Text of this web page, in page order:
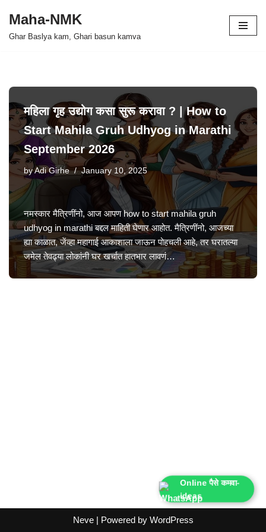
Skip
Maha-NMK
Ghar Baslya kam, Ghari basun kamva
महिला गृह उद्योग कसा सुरू करावा ? | How to
Start Mahila Gruh Udhyog in Marathi
September 2026
byAdi Girhe January 10, 2025
नमस्कार मैत्रिणींनो, आज आपण how to start mahila gruh
udhyog in marathi बद्दल माहिती घेणार आहोत. मैत्रिणींनो, आजच्या
ह्या काळात, जेंव्हा महागाई आकाशाला जाऊन पोहचली आहे, तर घरातल्या
जमेल तेवढ्या लोकांनी घर खर्चात हातभार लावणं…
Neve| Powered by WordPress
Online पैसे कमवा-
ideas